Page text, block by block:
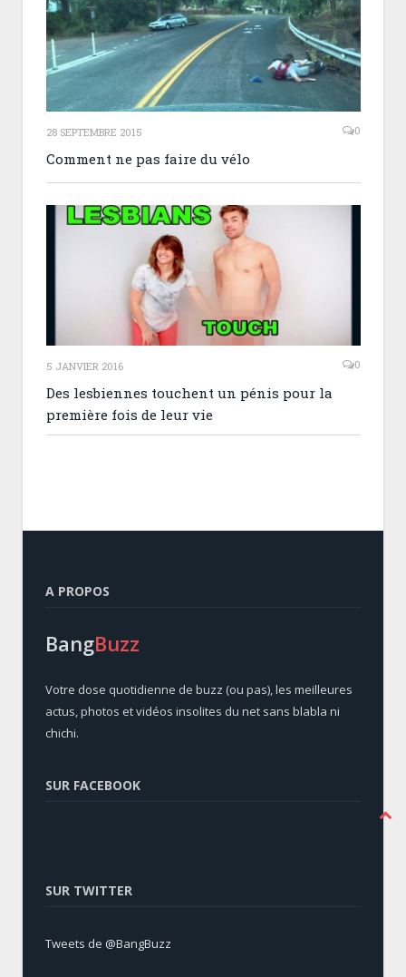
28 SEPTEMBRE 2015 0
Comment ne pas faire du vélo
5 JANVIER 2016 0
Des lesbiennes touchent un pénis pour la
première fois de leur vie
A PROPOS
BangBuzz
Votre dose quotidienne de buzz (ou pas), les meilleures
actus, photos et vidéos insolites du net sans blabla ni
chichi.
SUR FACEBOOK
SUR TWITTER
Tweets de @BangBuzz